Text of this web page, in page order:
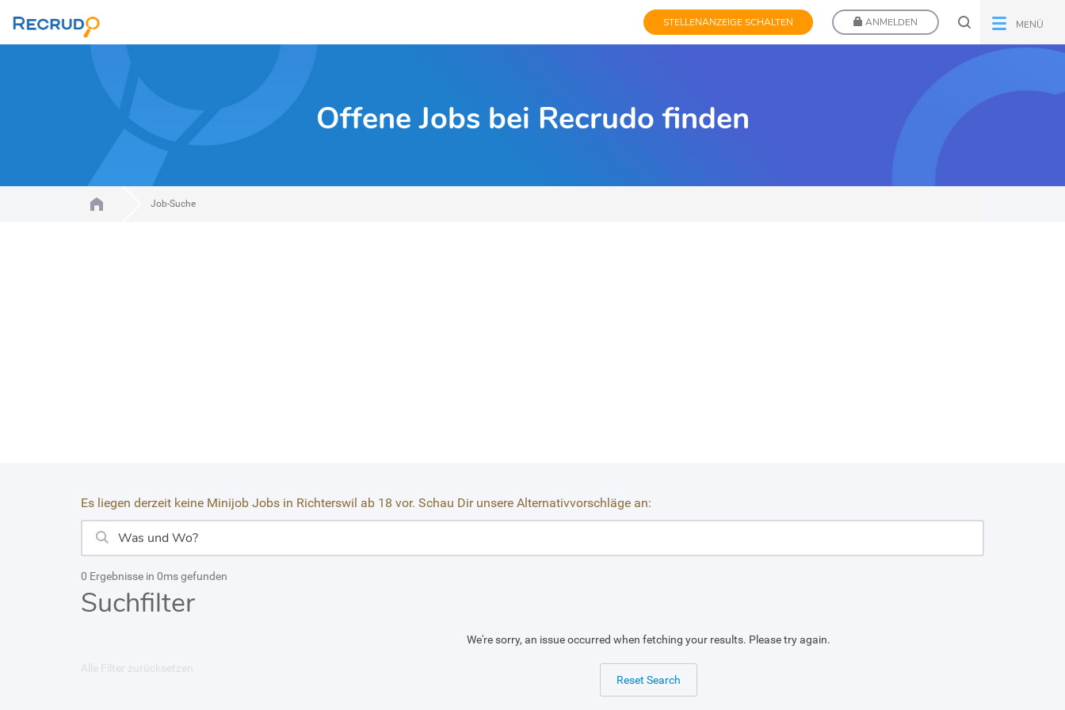
STELLENANZEIGE SCHALTEN ANMELDEN MENÜ
Offene Jobs bei Recrudo finden
Job-Suche
Es liegen derzeit keine Minijob Jobs in Richterswil ab 18 vor. Schau Dir unsere Alternativvorschläge an:
0 Ergebnisse in 0ms gefunden
Suchfilter
Alle Filter zurücksetzen
We're sorry, an issue occurred when fetching your results. Please try again.
Reset Search